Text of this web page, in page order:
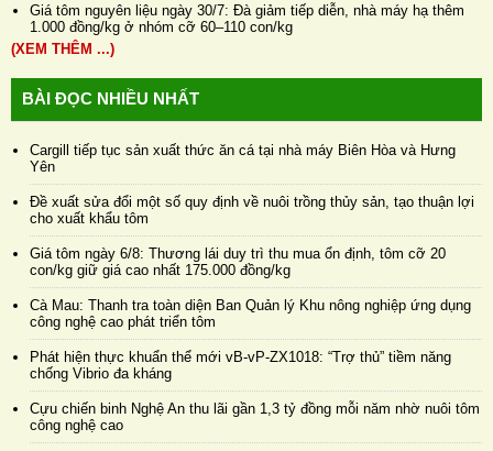
Giá tôm nguyên liệu ngày 30/7: Đà giảm tiếp diễn, nhà máy hạ thêm
1.000 đồng/kg ở nhóm cỡ 60–110 con/kg
(XEM THÊM ...)
BÀI ĐỌC NHIỀU NHẤT
Cargill tiếp tục sản xuất thức ăn cá tại nhà máy Biên Hòa và Hưng
Yên
Đề xuất sửa đổi một số quy định về nuôi trồng thủy sản, tạo thuận lợi
cho xuất khẩu tôm
Giá tôm ngày 6/8: Thương lái duy trì thu mua ổn định, tôm cỡ 20
con/kg giữ giá cao nhất 175.000 đồng/kg
Cà Mau: Thanh tra toàn diện Ban Quản lý Khu nông nghiệp ứng dụng
công nghệ cao phát triển tôm
Phát hiện thực khuẩn thể mới vB-vP-ZX1018: “Trợ thủ” tiềm năng
chống Vibrio đa kháng
Cựu chiến binh Nghệ An thu lãi gần 1,3 tỷ đồng mỗi năm nhờ nuôi tôm
công nghệ cao